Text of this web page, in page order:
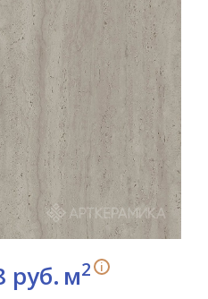
руб. м2 i